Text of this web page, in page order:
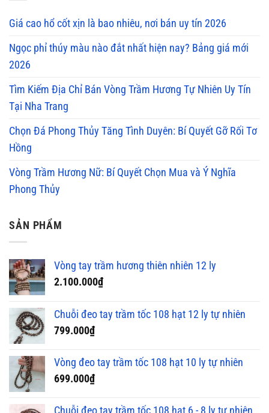
Giá cao hổ cốt xịn là bao nhiêu, nơi bán uy tín 2026
Ngọc phỉ thúy màu nào đắt nhất hiện nay? Bảng giá mới
2026
Tìm Kiếm Địa Chỉ Bán Vòng Trầm Hương Tự Nhiên Uy Tín
Tại Nha Trang
Chọn Đá Phong Thủy Tăng Tình Duyên: Bí Quyết Gỡ Rối Tơ
Hồng
Vòng Trầm Hương Nữ: Bí Quyết Chọn Mua và Ý Nghĩa
Phong Thủy
SẢN PHẨM
Vòng tay trầm hương thiên nhiên 12 ly
2.100.000₫
Chuỗi đeo tay trầm tốc 108 hạt 12 ly tự nhiên
799.000₫
Vòng đeo tay trầm tốc 108 hạt 10 ly tự nhiên
699.000₫